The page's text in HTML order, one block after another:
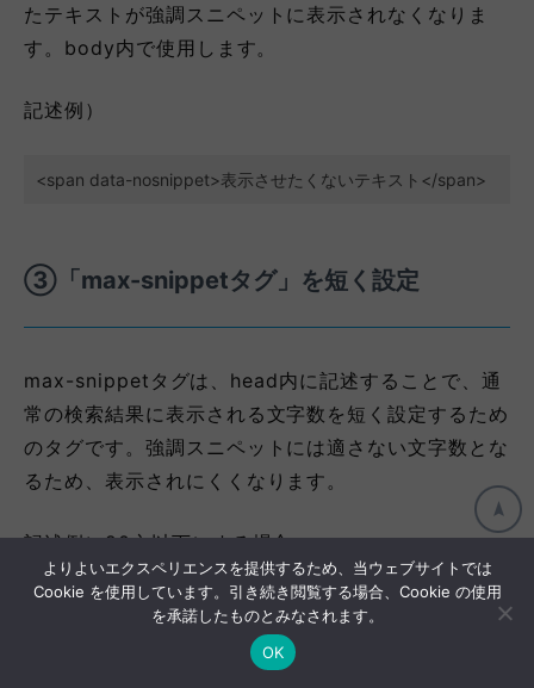
たテキストが強調スニペットに表示されなくなりま
す。body内で使用します。
記述例）
<span data-nosnippet>表示させたくないテキスト</span>
③「max-snippetタグ」を短く設定
max-snippetタグは、head内に記述することで、通
常の検索結果に表示される文字数を短く設定するため
のタグです。強調スニペットには適さない文字数とな
るため、表示されにくくなります。
記述例）20文以下にする場合
<meta name="robots" content="max-snippet:20">
よりよいエクスペリエンスを提供するため、当ウェブサイトでは
Cookie を使用しています。引き続き閲覧する場合、Cookie の使用
を承諾したものとみなされます。
OK